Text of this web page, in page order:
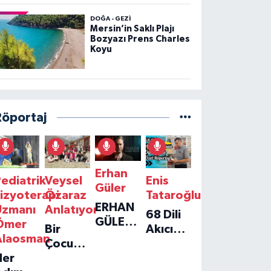
DOĞA - GEZI
Mersin’in Saklı Plajı
Bozyazı Prens Charles
Koyu
Veysel
Özaraz
Anlatıyor
Bir
Çocuğun
Erhan
Güler
ERHAN
GÜLER'IN
Enis
Tataroğlu
68 Dili
Akıcı